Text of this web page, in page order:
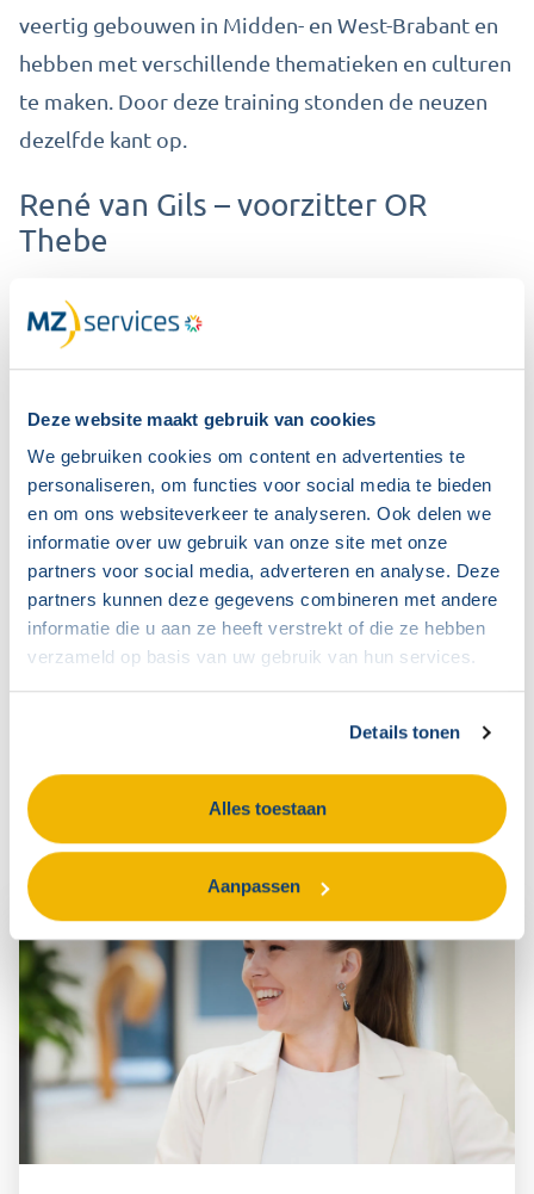
Deze website maakt gebruik van cookies
We gebruiken cookies om content en advertenties te
personaliseren, om functies voor social media te bieden
en om ons websiteverkeer te analyseren. Ook delen we
informatie over uw gebruik van onze site met onze
partners voor social media, adverteren en analyse. Deze
partners kunnen deze gegevens combineren met andere
informatie die u aan ze heeft verstrekt of die ze hebben
verzameld op basis van uw gebruik van hun services.
Details tonen
Alles toestaan
Aanpassen
veertig gebouwen in Midden- en West-Brabant en
hebben met verschillende thematieken en culturen
te maken. Door deze training stonden de neuzen
dezelfde kant op.
René van Gils – voorzitter OR
Thebe
Effectief
overleggen
Begin dit jaar volgt een training hoe de OR
effectief kan reageren op stukken van de directie.
“Onze directeur is heel open en informeert ons
goed”, aldus Heijblom. ”In het begin gingen we
overal te gedetailleerd op in. Daarom hebben we
in januari een specifieke training gevolgd waarin
bepalen en die daarna te blijven volgen door
soort trainingen van MZ Services vergroten we
onze toegevoegde waarde.”